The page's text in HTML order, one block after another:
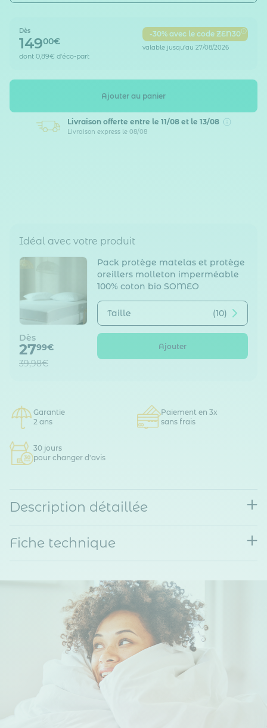
Dès
14900€
dont 0,89€ d'éco-part
-30% avec le code ZEN30
valable jusqu'au 27/08/2026
Ajouter au panier
Livraison offerte entre le 11/08 et le 13/08
Livraison express le 08/08
Idéal avec votre produit
Pack protège matelas et protège
oreillers molleton imperméable
100% coton bio SOMEO
Taille (10)
Dès
2799€
39,98€
Ajouter
Garantie
2 ans
Paiement en 3x
sans frais
30 jours
pour changer d'avis
Description détaillée
Fiche technique